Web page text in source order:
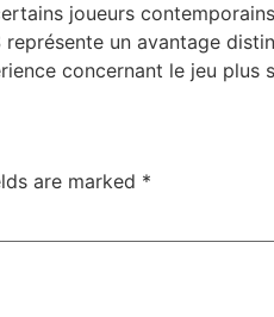
joueurs
un avantage
concernant le jeu plus
are marked *